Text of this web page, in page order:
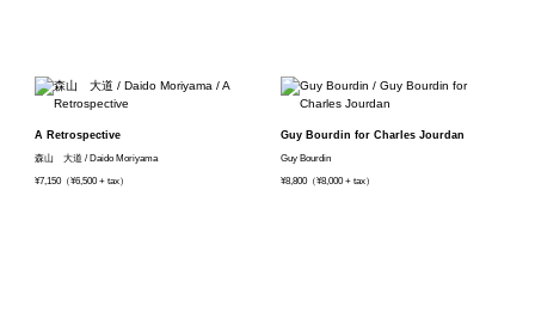
A Retrospective
森山 大道 / Daido Moriyama
¥7,150（¥6,500 + tax）
Guy Bourdin for Charles Jourdan
Guy Bourdin
¥8,800（¥8,000 + tax）